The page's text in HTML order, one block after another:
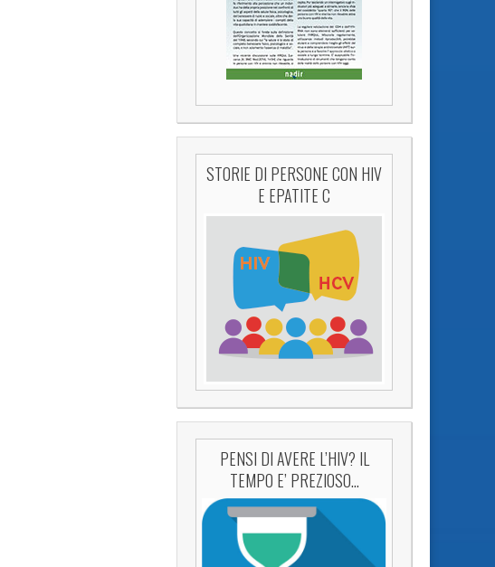
STORIE DI PERSONE CON HIV
E EPATITE C
PENSI DI AVERE L’HIV? IL
TEMPO E’ PREZIOSO…